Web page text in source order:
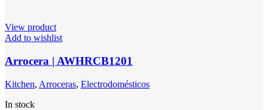
View product
Add to wishlist
Arrocera | AWHRCB1201
Kitchen, Arroceras, Electrodomésticos
In stock